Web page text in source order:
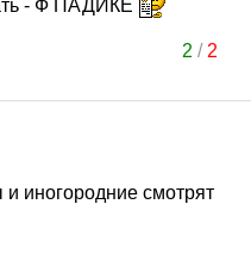
- Ф ПАДИКЕ
2 / 2
иногородние смотрят